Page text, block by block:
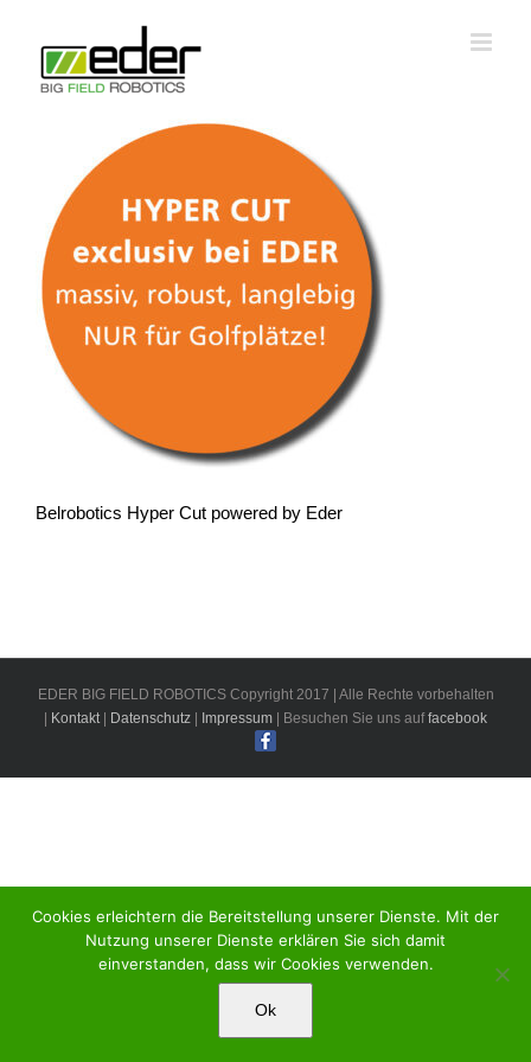
springen
Belrobotics Hyper Cut powered by Eder
EDER BIG FIELD ROBOTICS Copyright 2017 | Alle Rechte vorbehalten
Kontakt| Datenschutz Impressum | Besuchen Sie uns auffacebook
Cookies erleichtern die Bereitstellung unserer Dienste. Mit der
Nutzung unserer Dienste erklären Sie sich damit
einverstanden, dass wir Cookies verwenden.
Ok